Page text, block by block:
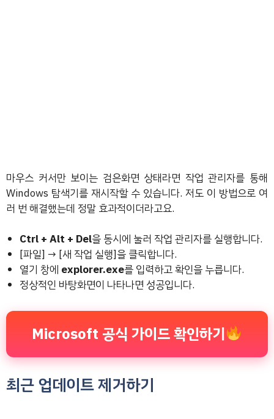
마우스 커서만 보이는 검은화면 상태라면 작업 관리자를 통해
Windows 탐색기를 재시작할 수 있습니다. 저도 이 방법으로 여
러 번 해결했는데 정말 효과적이더라고요.
Ctrl + Alt + Del을 동시에 눌러 작업 관리자를 실행합니다.
[파일] → [새 작업 실행]을 클릭합니다.
열기 창에 explorer.exe를 입력하고 확인을 누릅니다.
정상적인 바탕화면이 나타나면 성공입니다.
Microsoft 공식 가이드 확인하기
최근 업데이트 제거하기